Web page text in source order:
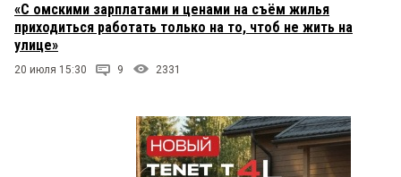
«С омскими зарплатами и ценами на съём жилья
приходиться работать только на то, чтоб не жить на
улице»
20 июля 15:30 9 2331